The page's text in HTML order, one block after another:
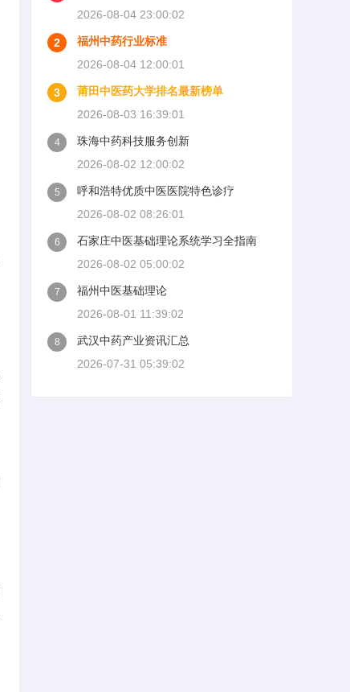
2026-08-04 23:00:02
2
福州中药行业标准
2026-08-04 12:00:01
3
莆田中医药大学排名最新榜单
2026-08-03 16:39:01
4
珠海中药科技服务创新
2026-08-02 12:00:02
5
呼和浩特优质中医医院特色诊疗
2026-08-02 08:26:01
6
石家庄中医基础理论系统学习全指南
2026-08-02 05:00:02
7
福州中医基础理论
2026-08-01 11:39:02
8
武汉中药产业资讯汇总
2026-07-31 05:39:02